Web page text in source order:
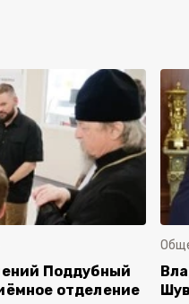
Поддубный
отделение